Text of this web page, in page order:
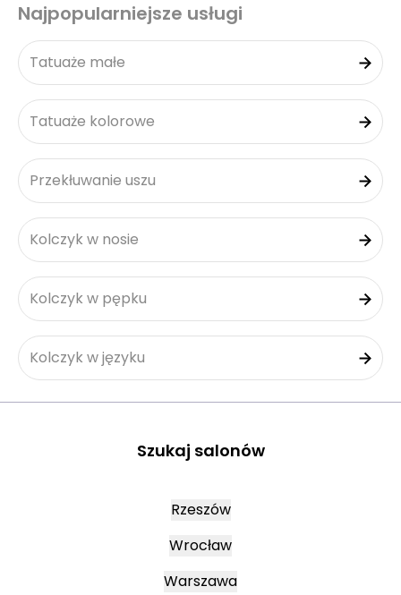
Najpopularniejsze usługi
Tatuaże małe
Tatuaże kolorowe
Przekłuwanie uszu
Kolczyk w nosie
Kolczyk w pępku
Kolczyk w języku
Szukaj salonów
Rzeszów
Wrocław
Warszawa